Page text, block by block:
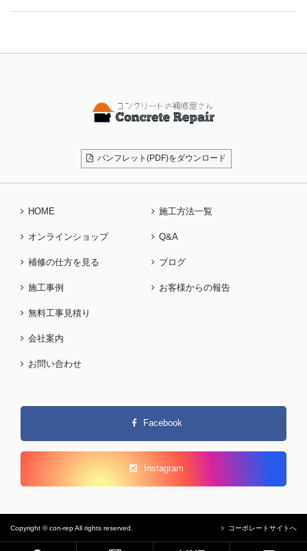
パンフレット(PDF)をダウンロード
HOME
オンラインショップ
補修の仕方を見る
施工事例
施工方法一覧
Q&A
ブログ
お客様からの報告
無料工事見積り
会社案内
お問い合わせ
Facebook
Instagram
Copyright © con-rep All rights reserved. コーポレートサイトへ